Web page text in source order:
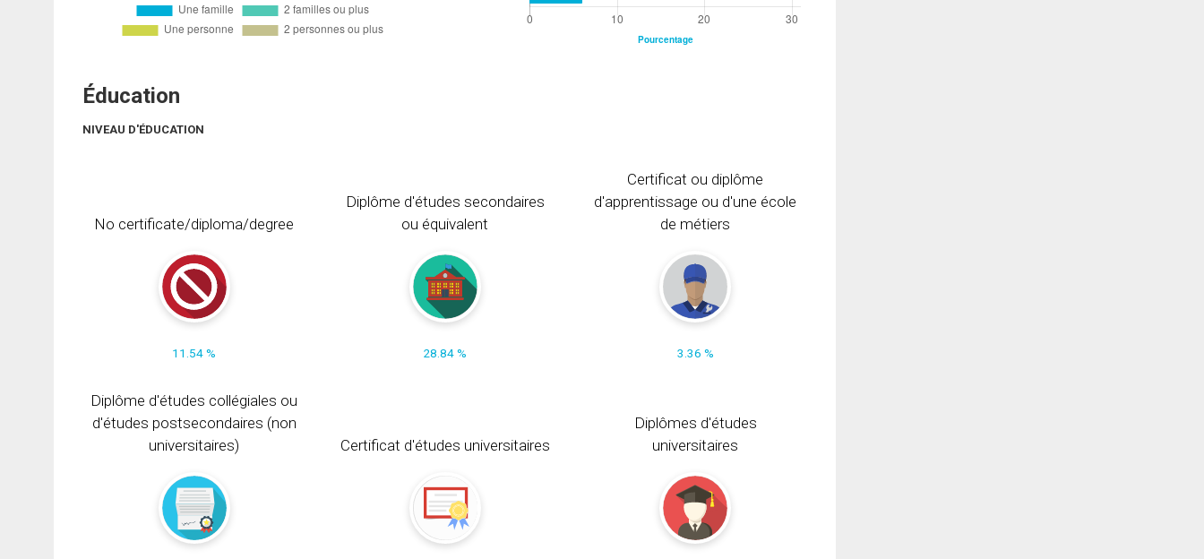
Éducation
NIVEAU D'ÉDUCATION
No certificate/diploma/degree
11.54 %
Diplôme d'études secondaires
ou équivalent
28.84 %
Certificat ou diplôme
d'apprentissage ou d'une école
de métiers
3.36 %
Diplôme d'études collégiales ou
d'études postsecondaires (non
universitaires)
Certificat d'études universitaires
Diplômes d'études
universitaires